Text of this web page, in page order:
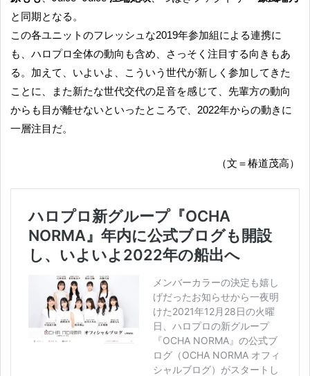
と同期となる。
この各ユニットのフレッシュな2019年参加組による連携に
も、ハロプロ全体の動向も含め、さっそく注目する向きもあ
る。加えて、いよいよ、こういう世代が新しく参加してきた
ことに、また新たな世代交代の足音を感じて、先輩方の動向
からも目が離せないといったところで、2022年からの動きに
一層注目だ。
（文＝椿道茂高）